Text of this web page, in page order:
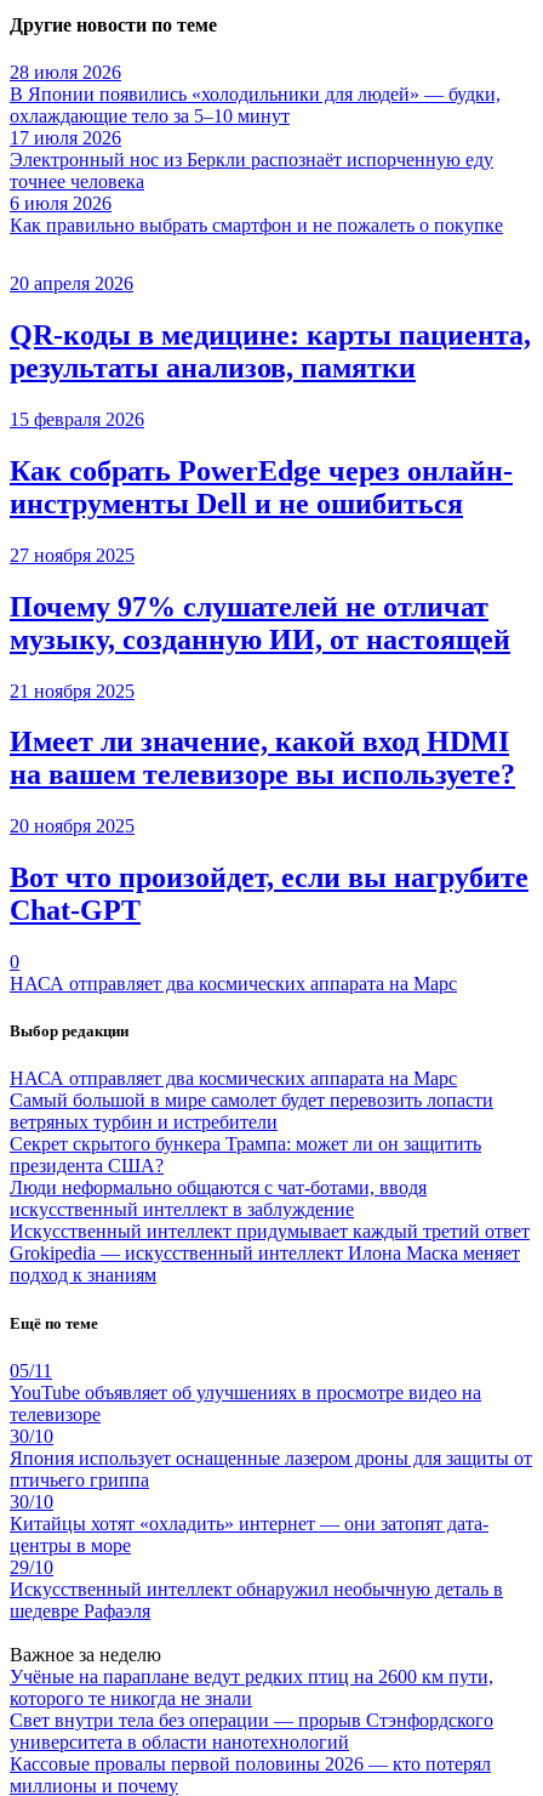
Другие новости по теме
28 июля 2026
В Японии появились «холодильники для людей» — будки,
охлаждающие тело за 5–10 минут
17 июля 2026
Электронный нос из Беркли распознаёт испорченную еду
точнее человека
6 июля 2026
Как правильно выбрать смартфон и не пожалеть о покупке
20 апреля 2026
QR-коды в медицине: карты пациента,
результаты анализов, памятки
15 февраля 2026
Как собрать PowerEdge через онлайн-
инструменты Dell и не ошибиться
27 ноября 2025
Почему 97% слушателей не отличат
музыку, созданную ИИ, от настоящей
21 ноября 2025
Имеет ли значение, какой вход HDMI
на вашем телевизоре вы используете?
20 ноября 2025
Вот что произойдет, если вы нагрубите
Chаt-GPT
0
НАСА отправляет два космических аппарата на Марс
Выбор редакции
НАСА отправляет два космических аппарата на Марс
Самый большой в мире самолет будет перевозить лопасти
ветряных турбин и истребители
Секрет скрытого бункера Трампа: может ли он защитить
президента США?
Люди неформально общаются с чат-ботами, вводя
искусственный интеллект в заблуждение
Искусственный интеллект придумывает каждый третий ответ
Grokipedia — искусственный интеллект Илона Маска меняет
подход к знаниям
Ещё по теме
05/11
YouTube объявляет об улучшениях в просмотре видео на
телевизоре
30/10
Япония использует оснащенные лазером дроны для защиты от
птичьего гриппа
30/10
Китайцы хотят «охладить» интернет — они затопят дата-
центры в море
29/10
Искусственный интеллект обнаружил необычную деталь в
шедевре Рафаэля
Важное за неделю
Учёные на параплане ведут редких птиц на 2600 км пути,
которого те никогда не знали
Свет внутри тела без операции — прорыв Стэнфордского
университета в области нанотехнологий
Кассовые провалы первой половины 2026 — кто потерял
миллионы и почему